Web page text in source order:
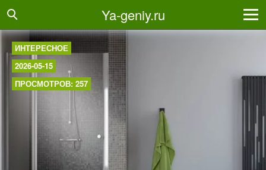
Ya-geniy.ru
ИНТЕРЕСНОЕ
2026-05-15
ПРОСМОТРОВ: 257